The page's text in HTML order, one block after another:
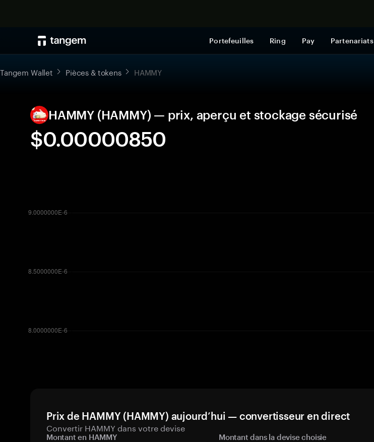
Portefeuilles Ring Pay Partenariats
Tangem Wallet Pièces & tokens HAMMY
HAMMY (HAMMY) — prix, aperçu et stockage sécurisé
$0.00000850
Prix de HAMMY (HAMMY) aujourd’hui — convertisseur en direct
Convertir HAMMY dans votre devise
Montant en HAMMY Montant dans la devise choisie